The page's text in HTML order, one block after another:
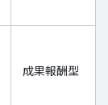
成果報酬型